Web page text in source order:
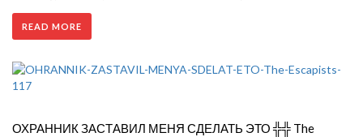
READ MORE
ОХРАННИК ЗАСТАВИЛ МЕНЯ СДЕЛАТЬ ЭТО ╬╬ The